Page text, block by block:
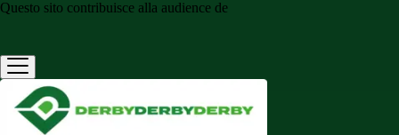
Questo sito contribuisce alla audience de